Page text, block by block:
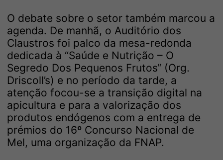
O debate sobre o setor também marcou a
agenda. De manhã, o Auditório dos
Claustros foi palco da mesa-redonda
dedicada à “Saúde e Nutrição – O
Segredo Dos Pequenos Frutos“ (Org.
Driscoll’s) e no período da tarde, a
atenção focou-se a transição digital na
apicultura e para a valorização dos
produtos endógenos com a entrega de
prémios do 16º Concurso Nacional de
Mel, uma organização da FNAP.